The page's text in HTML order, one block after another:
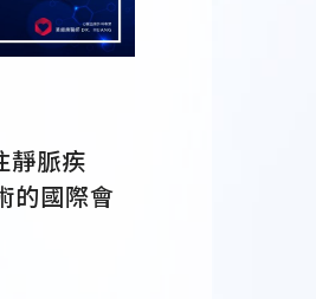
靜脈疾
的國際會